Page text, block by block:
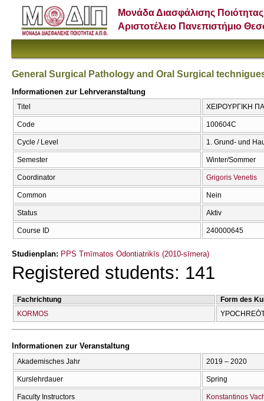
Μονάδα Διασφάλισης Ποιότητας
Αριστοτέλειο Πανεπιστήμιο
General Surgical Pathology and Oral Surgical
Informationen zur Lehrveranstaltung
Titel ΧΕΙΡΟΥΡΓΙΚΗ
Code 100604C
Cycle / Level 1. Grund- und
Semester Winter/Sommer
Coordinator Grigoris Venetis
Common Nein
Status Aktiv
Course ID 240000645
Studienplan: PPS Tmīmatos Odontiatrikīs (2010-sīmera)
Registered students: 141
Fachrichtung
Form des
KORMOS
Informationen zur Veranstaltung
Akademisches Jahr 2019 – 2020
Kurslehrdauer Spring
Faculty Instructors Konstantinos